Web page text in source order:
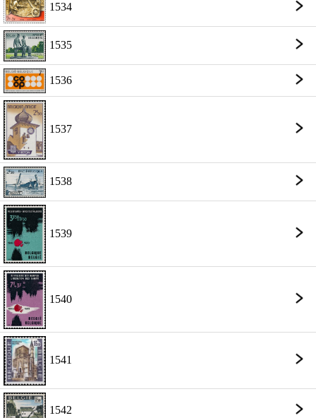
1534
1535
1536
1537
1538
1539
1540
1541
1542